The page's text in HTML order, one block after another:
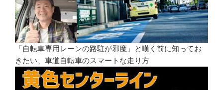
「自転車専用レーンの路駐が邪魔」と嘆く前に知ってお
きたい、車道自転車のスマートな走り方